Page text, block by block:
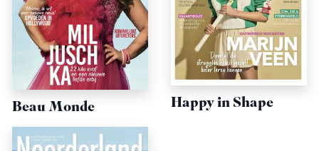
Beau Monde Happy in Shape